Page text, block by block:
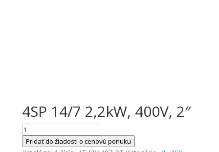
4SP 14/7 2,2kW, 400V, 2″
množstvo
4SP
Pridať do žiadosti o cenovú ponuku